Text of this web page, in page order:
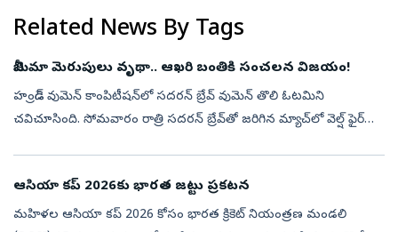
Related News By Tags
జెమీమా మెరుపులు వృథా.. ఆఖరి బంతికి సంచలన విజయం!
హండ్రెడ్ వుమెన్ కాంపిటీష‌న్‌లో స‌ద‌ర‌న్ బ్రేవ్ వుమెన్ తొలి ఓట‌మిని
చ‌విచూసింది. సోమ‌వారం రాత్రి సదరన్‌ బ్రేవ్‌తో జరిగిన మ్యాచ్‌లో వెల్ష్ ఫైర్‌తో
ఆసియా కప్‌ 2026కు భారత జట్టు ప్రకటన
మహిళల ఆసియా కప్‌ 2026 కోసం భారత క్రికెట్‌ నియంత్రణ మండలి